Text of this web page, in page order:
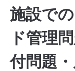
施設で
ド管理
付問題・